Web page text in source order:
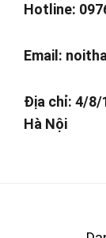
Hotline:
Email:
Địa chỉ: 4/8/
Hà Nội